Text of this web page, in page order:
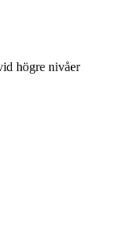
högre nivåer